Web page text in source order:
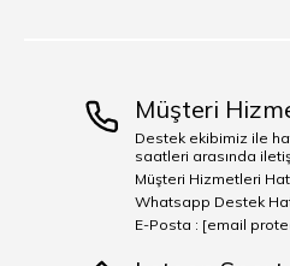
Müşteri
Destek ekibimiz ile
saatleri arasında
Müşteri Hizmetleri
Whatsapp Destek
E-Posta : [email